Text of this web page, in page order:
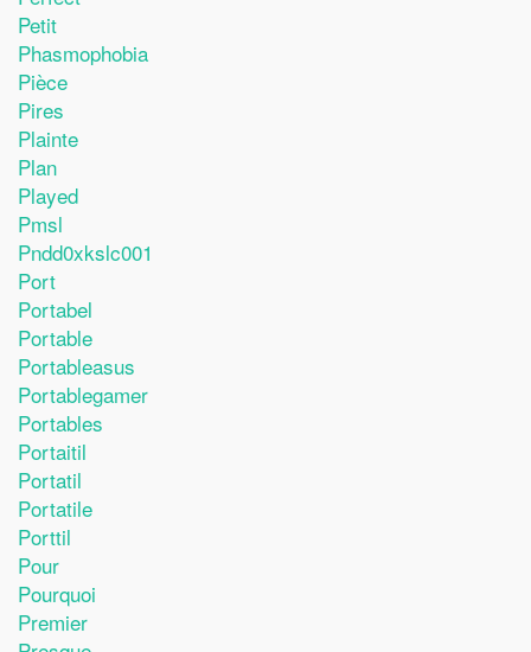
Petit
Phasmophobia
Pièce
Pires
Plainte
Plan
Played
Pmsl
Pndd0xkslc001
Port
Portabel
Portable
Portableasus
Portablegamer
Portables
Portaitil
Portatil
Portatile
Porttil
Pour
Pourquoi
Premier